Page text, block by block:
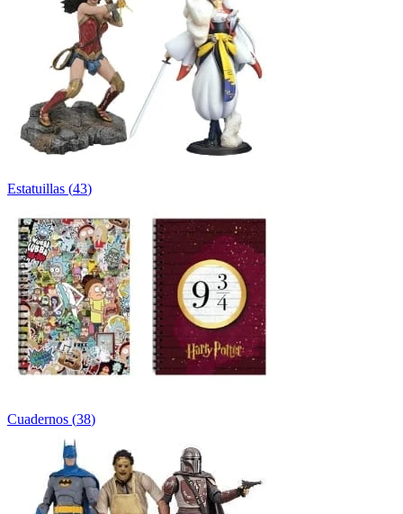
Estatuillas (43)
Cuadernos (38)